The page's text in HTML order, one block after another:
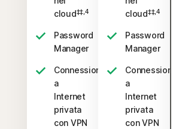
cloud‡‡,4
Password
Manager
Connessione
a
Internet
privata
con VPN
cloud‡‡,4
Password
Manager
Connessione
a
Internet
privata
con VPN